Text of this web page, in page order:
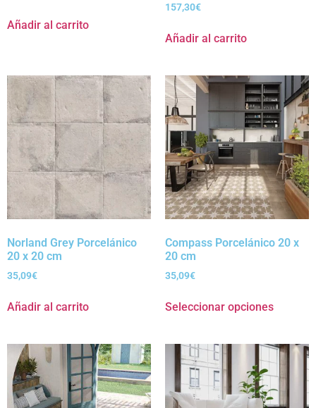
Añadir al carrito
157,30€
Añadir al carrito
Norland Grey Porcelánico
20 x 20 cm
35,09€
Añadir al carrito
Compass Porcelánico 20 x
20 cm
35,09€
Seleccionar opciones